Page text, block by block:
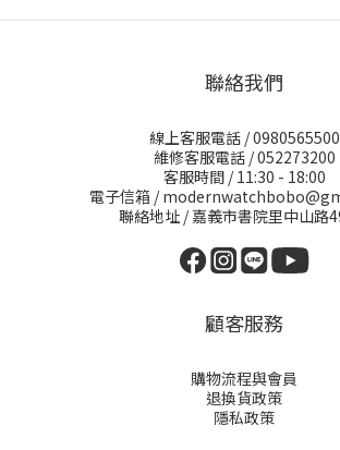
聯絡我們
線上客服電話 / 0980565500
維修客服電話 / 052273200
客服時間 / 11:30 - 18:00
電子信箱 /
聯絡地址 / 嘉義市書院里中山路
顧客服務
購物流程與會員
退換貨政策
隱私政策